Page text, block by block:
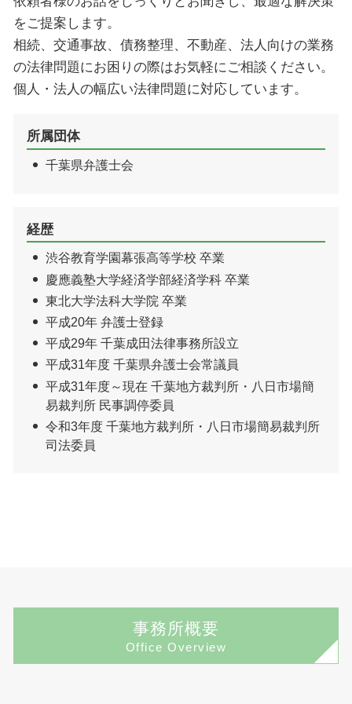
香取市 交通事故 弁護士
をご提案します。
相続、交通事故、債務整理、不動産、法人向けの業務
の法律問題にお困りの際はお気軽にご相談ください。
個人・法人の幅広い法律問題に対応しています。
所属団体
千葉県弁護士会
経歴
渋谷教育学園幕張高等学校 卒業
慶應義塾大学経済学部経済学科 卒業
東北大学法科大学院 卒業
平成20年 弁護士登録
平成29年 千葉成田法律事務所設立
平成31年度 千葉県弁護士会常議員
平成31年度～現在 千葉地方裁判所・八日市場簡
易裁判所 民事調停委員
令和3年度 千葉地方裁判所・八日市場簡易裁判所
司法委員
事務所概要
Office Overview